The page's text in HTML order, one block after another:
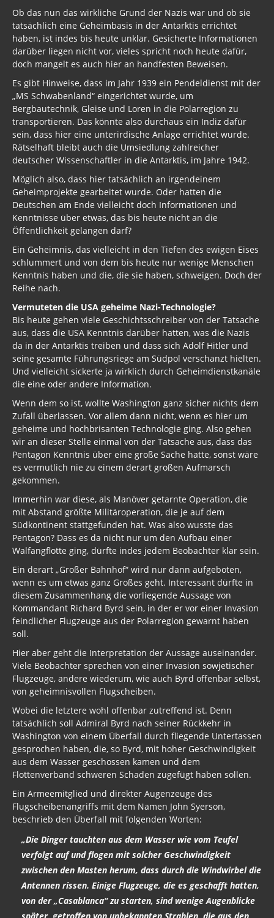
Ob das nun das wirkliche Grund der Nazis war und ob sie
tatsächlich eine Geheimbasis in der Antarktis errichtet
haben, ist indes bis heute unklar. Gesicherte Informationen
darüber liegen nicht vor, vieles spricht noch heute dafür,
doch mangelt es auch hier an handfesten Beweisen.
Es gibt Hinweise, dass im Jahr 1939 ein Pendeldienst mit der
„MS Schwabenland“ eingerichtet wurde, um
Bergbautechnik, Gleise und Loren in die Polarregion zu
transportieren. Das könnte also durchaus ein Indiz dafür
sein, dass hier eine unterirdische Anlage errichtet wurde.
Rätselhaft bleibt auch die Umsiedlung zahlreicher
deutscher Wissenschaftler in die Antarktis, im Jahre 1942.
Möglich also, dass hier tatsächlich an irgendeinem
Geheimprojekte gearbeitet wurde. Oder hatten die
Deutschen am Ende vielleicht doch Informationen und
Kenntnisse über etwas, das bis heute nicht an die
Öffentlichkeit gelangen darf?
Ein Geheimnis, das vielleicht in den Tiefen des ewigen Eises
schlummert und von dem bis heute nur wenige Menschen
Kenntnis haben und die, die sie haben, schweigen. Doch der
Reihe nach.
Vermuteten die USA geheime Nazi-Technologie?
Bis heute gehen viele Geschichtsschreiber von der Tatsache
aus, dass die USA Kenntnis darüber hatten, was die Nazis
da in der Antarktis treiben und dass sich Adolf Hitler und
seine gesamte Führungsriege am Südpol verschanzt hielten.
Und vielleicht sickerte ja wirklich durch Geheimdienstkanäle
die eine oder andere Information.
Wenn dem so ist, wollte Washington ganz sicher nichts dem
Zufall überlassen. Vor allem dann nicht, wenn es hier um
geheime und hochbrisanten Technologie ging. Also gehen
wir an dieser Stelle einmal von der Tatsache aus, dass das
Pentagon Kenntnis über eine große Sache hatte, sonst wäre
es vermutlich nie zu einem derart großen Aufmarsch
gekommen.
Immerhin war diese, als Manöver getarnte Operation, die
mit Abstand größte Militäroperation, die je auf dem
Südkontinent stattgefunden hat. Was also wusste das
Pentagon? Dass es da nicht nur um den Aufbau einer
Walfangflotte ging, dürfte indes jedem Beobachter klar sein.
Ein derart „Großer Bahnhof“ wird nur dann aufgeboten,
wenn es um etwas ganz Großes geht. Interessant dürfte in
diesem Zusammenhang die vorliegende Aussage von
Kommandant Richard Byrd sein, in der er vor einer Invasion
feindlicher Flugzeuge aus der Polarregion gewarnt haben
soll.
Hier aber geht die Interpretation der Aussage auseinander.
Viele Beobachter sprechen von einer Invasion sowjetischer
Flugzeuge, andere wiederum, wie auch Byrd offenbar selbst,
von geheimnisvollen Flugscheiben.
Wobei die letztere wohl offenbar zutreffend ist. Denn
tatsächlich soll Admiral Byrd nach seiner Rückkehr in
Washington von einem Überfall durch fliegende Untertassen
gesprochen haben, die, so Byrd, mit hoher Geschwindigkeit
aus dem Wasser geschossen kamen und dem
Flottenverband schweren Schaden zugefügt haben sollen.
Ein Armeemitglied und direkter Augenzeuge des
Flugscheibenangriffs mit dem Namen John Syerson,
beschrieb den Überfall mit folgenden Worten:
„Die Dinger tauchten aus dem Wasser wie vom Teufel
verfolgt auf und flogen mit solcher Geschwindigkeit
zwischen den Masten herum, dass durch die Windwirbel die
Antennen rissen. Einige Flugzeuge, die es geschafft hatten,
von der „Casablanca“ zu starten, sind wenige Augenblicke